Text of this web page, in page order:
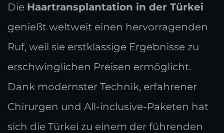
Die Haartransplantation in der Türkei
genießt weltweit einen hervorragenden
Ruf, weil sie erstklassige Ergebnisse zu
erschwinglichen Preisen ermöglicht.
Dank modernster Technik, erfahrener
Chirurgen und All-inclusive-Paketen hat
sich die Türkei zu einem der führenden